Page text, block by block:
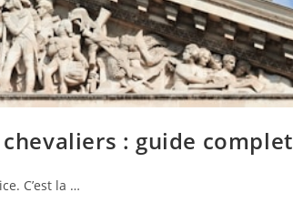
chevaliers : guide complet
C’est la …